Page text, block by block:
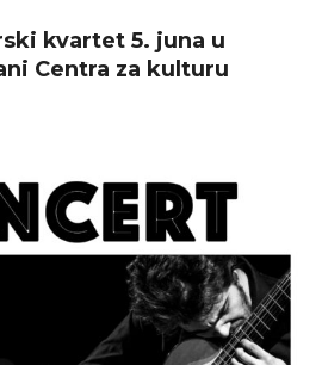
kvartet 5. juna u
Centra za kulturu